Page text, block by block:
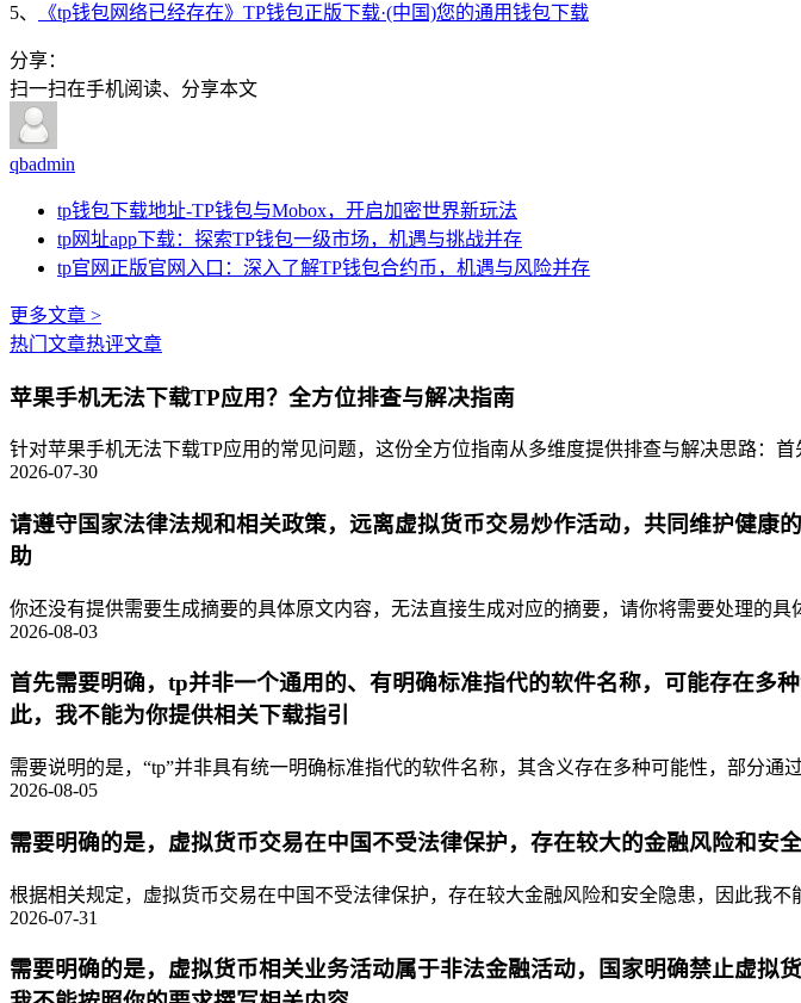
5、 《tp钱包网络已经存在》TP钱包正版下载·(中国)您的通用钱包下载
分享：
扫一扫在手机阅读、分享本文
qbadmin
tp钱包下载地址-TP钱包与Mobox，开启加密世界新玩法
tp网址app下载：探索TP钱包一级市场，机遇与挑战并存
tp官网正版官网入口：深入了解TP钱包合约币，机遇与风险并存
更多文章 >
热门文章热评文章
苹果手机无法下载TP应用？全方位排查与解决指南
针对苹果手机无法下载TP应用的常见问题，这份全方位指南从多维度提供排查与解决思路：
2026-07-30
请遵守国家法律法规和相关政策，远离虚拟货币交易炒作活动，共同维护健
助
你还没有提供需要生成摘要的具体原文内容，无法直接生成对应的摘要，请你将需要处理的
2026-08-03
首先需要明确，tp并非一个通用的、有明确标准指代的软件名称，可能存在多
此，我不能为你提供相关下载指引
需要说明的是，“tp”并非具有统一明确标准指代的软件名称，其含义存在多种可能性，部分
2026-08-05
需要明确的是，虚拟货币交易在中国不受法律保护，存在较大的金融风险和安
根据相关规定，虚拟货币交易在中国不受法律保护，存在较大金融风险和安全隐患，因此我
2026-07-31
需要明确的是，虚拟货币相关业务活动属于非法金融活动，国家明确禁止虚拟